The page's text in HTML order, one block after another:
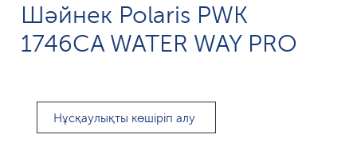
Шәйнек Polaris PWK
1746CA WATER WAY PRO
Нұсқаулықты көшіріп алу